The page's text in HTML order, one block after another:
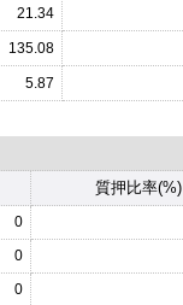
21.34
135.08
5.87
質押比率(%)
0
0
0